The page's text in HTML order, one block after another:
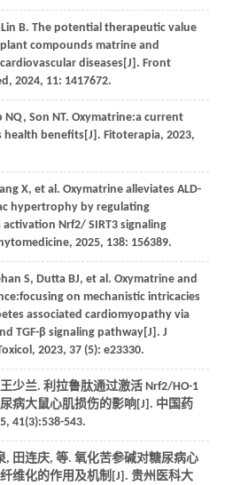
Lin B. The potential therapeutic value
compounds matrine and
diseases[J]. Front
, 2024, 11: 1417672.
NQ, Son NT. Oxymatrine:a current
health benefits[J]. Fitoterapia, 2023,
X, et al. Oxymatrine alleviates ALD-
hypertrophy by regulating
Nrf2/ SIRT3 signaling
, 2025, 138: 156389.
S, Dutta BJ, et al. Oxymatrine and
on mechanistic intricacies
associated cardiomyopathy via
TGF-β signaling pathway[J]. J
, 2023, 37(5): e23330.
少兰. 利拉鲁肽通过激活 Nrf2/HO-1
病大鼠心肌损伤的影响[J]. 中国药
, 41(3):538-543.
, 田连庆, 等. 氧化苦参碱对糖尿病心
维化的作用及机制[J]. 贵州医科大